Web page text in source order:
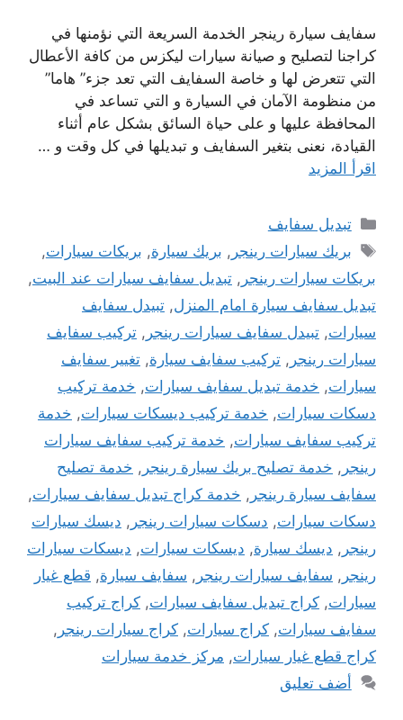
سفايف سيارة رينجر الخدمة السريعة التي نؤمنها في
كراجنا لتصليح و صيانة سيارات ليكزس من كافة الأعطال
التي تتعرض لها و خاصة السفايف التي تعد جزء” هاما”
من منظومة الآمان في السيارة و التي تساعد في
المحافظة عليها و على حياة السائق بشكل عام أثناء
القيادة، نعنى بتغير السفايف و تبديلها في كل وقت و …
اقرأ المزيد
التصنيفات
تبديل سفايف
الوسوم
بريك سيارات رينجر , بريك سيارة, بريكات سيارات,
بريكات سيارات رينجر , تبديل سفايف سيارات عند البيت,
تبديل سفايف سيارة امام المنزل, تبيدل سفايف
سيارات, تبيدل سفايف سيارات رينجر , تركيب سفايف
سيارات رينجر , تركيب سفايف سيارة, تغيير سفايف
سيارات, خدمة تبديل سفايف سيارات, خدمة تركيب
دسكات سيارات, خدمة تركيب ديسكات سيارات, خدمة
تركيب سفايف سيارات, خدمة تركيب سفايف سيارات
رينجر , خدمة تصليح بريك سيارة رينجر , خدمة تصليح
سفايف سيارة رينجر , خدمة كراج تبديل سفايف سيارات,
دسكات سيارات, دسكات سيارات رينجر , ديسك سيارات
رينجر , ديسك سيارة, ديسكات سيارات, ديسكات سيارات
رينجر , سفايف سيارات رينجر , سفايف سيارة, قطع غيار
سيارات, كراج تبديل سفايف سيارات, كراج تركيب
سفايف سيارات, كراج سيارات, كراج سيارات رينجر ,
كراج قطع غيار سيارات, مركز خدمة سيارات
أضف تعليق